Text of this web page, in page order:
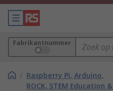
Fabrikantnummer
/ Raspberry Pi, Arduino,
ROCK, STEM Education &